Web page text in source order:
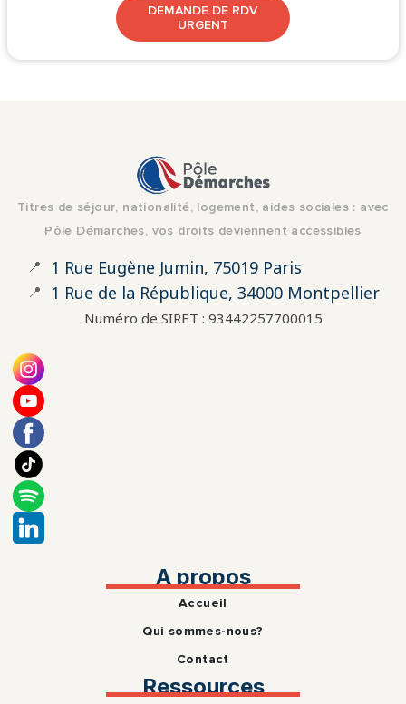
DEMANDE DE RDV
URGENT
Titres de séjour, nationalité, logement, aides sociales : avec
Pôle Démarches, vos droits deviennent accessibles
📍 1 Rue Eugène Jumin, 75019 Paris
📍 1 Rue de la République, 34000 Montpellier
Numéro de SIRET : 93442257700015
A propos
Accueil
Qui sommes-nous?
Contact
Ressources